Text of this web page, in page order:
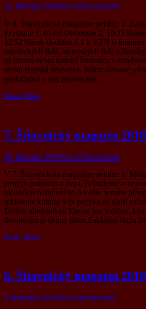
23. februára 2018Vio tvNezaradené
V 8. Štiavnickom magazíne uvidíte: 1/
Program: 1. 01:02 Otvorenie 2. 10:33
12:52 Návrh dodatku č.1 k VZN o
umeleckých škôl, materských škôl a
na území mesta banská Štiavnica v
mesta Banská Štiavnica, štátom uznanej
spoločnosti a inej právnickej…
Read More
7. Štiavnický magazín 2018
16. februára 2018Vio tvNezaradené
V 7. Štiavnickom magazíne uvidíte: 1/
jarných prázdnin a žiaci, či študenti sa
niekoľkých dní voľna.Ak ešte nemáte
oddelenie kultúry Vás pozýva na ďalší
Ďalšou alternatívou hlavne pre rodičov,
dovolenku je denný tábor.Základná škola
Read More
6. Štiavnický magazín 2018
9. februára 2018Vio tvNezaradené